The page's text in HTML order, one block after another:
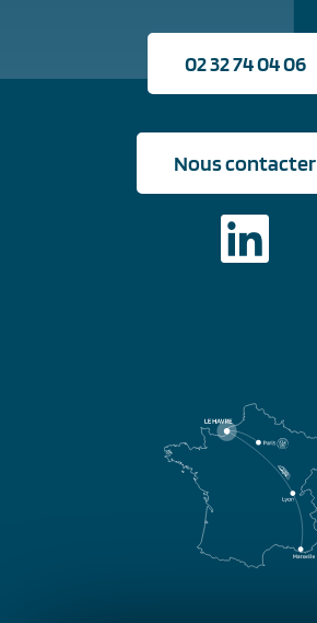
02 32 74 04 06
Nous contacter